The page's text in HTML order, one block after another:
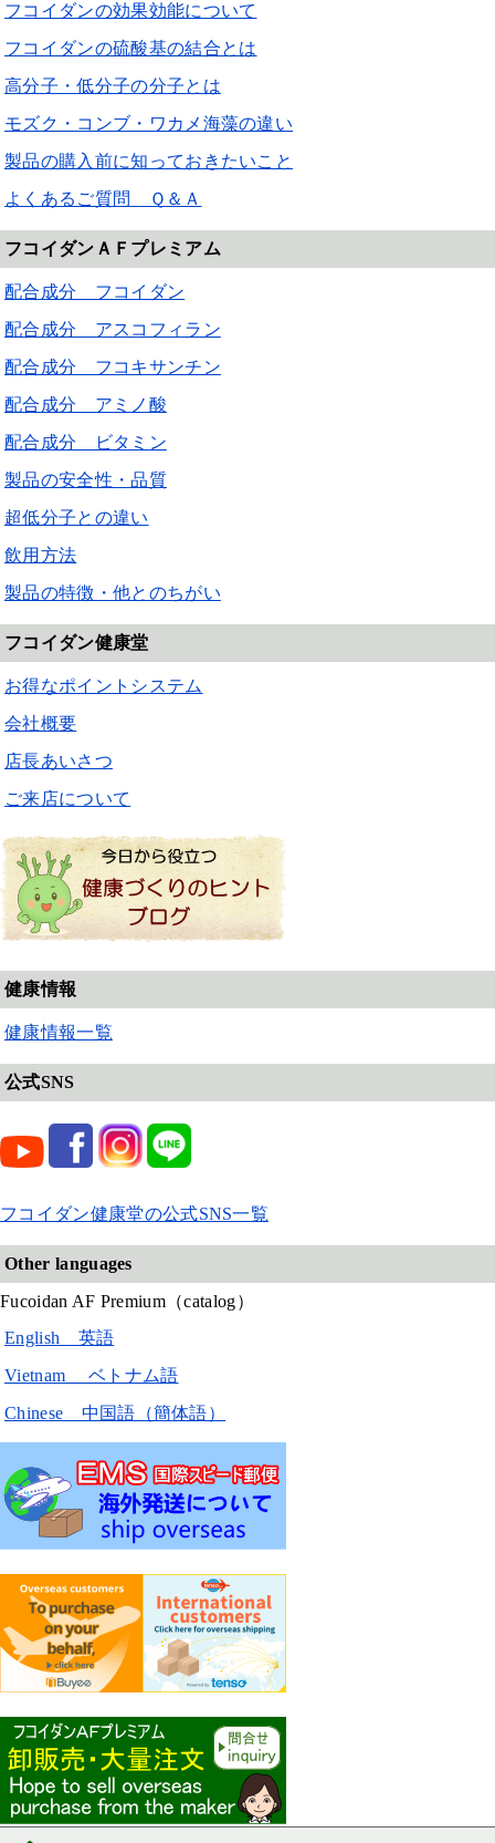
フコイダンの効果効能について
フコイダンの硫酸基の結合とは
高分子・低分子の分子とは
モズク・コンブ・ワカメ海藻の違い
製品の購入前に知っておきたいこと
よくあるご質問 Ｑ＆Ａ
フコイダンＡＦプレミアム
配合成分 フコイダン
配合成分 アスコフィラン
配合成分 フコキサンチン
配合成分 アミノ酸
配合成分 ビタミン
製品の安全性・品質
超低分子との違い
飲用方法
製品の特徴・他とのちがい
フコイダン健康堂
お得なポイントシステム
会社概要
店長あいさつ
ご来店について
健康情報
健康情報一覧
公式SNS
フコイダン健康堂の公式SNS一覧
Other languages
Fucoidan AF Premium（catalog）
English 英語
Vietnam ベトナム語
Chinese 中国語（簡体語）